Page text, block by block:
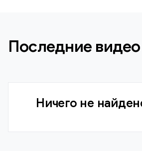
Последние видео
Ничего не